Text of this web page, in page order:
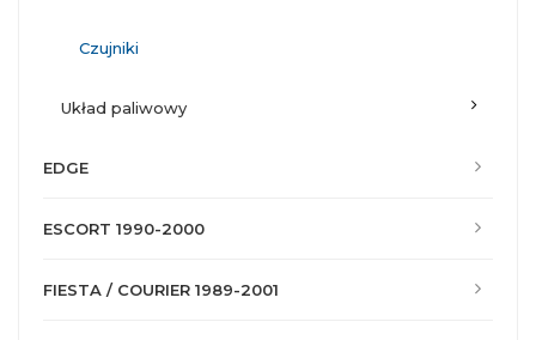
czujniki
układ paliwowy
EDGE
ESCORT 1990-2000
FIESTA / COURIER 1989-2001